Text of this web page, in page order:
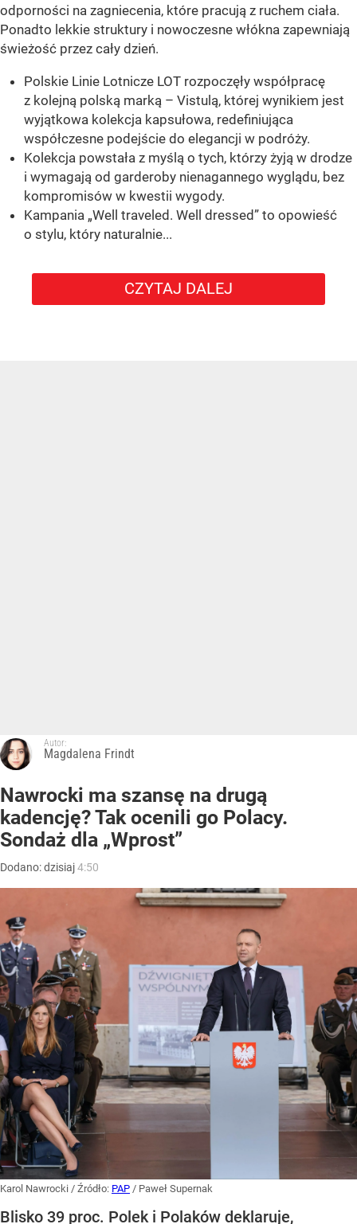
odporności na zagniecenia, które pracują z ruchem ciała.
Ponadto lekkie struktury i nowoczesne włókna zapewniają
świeżość przez cały dzień.
Polskie Linie Lotnicze LOT rozpoczęły współpracę
z kolejną polską marką – Vistulą, której wynikiem jest
wyjątkowa kolekcja kapsułowa, redefiniująca
współczesne podejście do elegancji w podróży.
Kolekcja powstała z myślą o tych, którzy żyją w drodze
i wymagają od garderoby nienagannego wyglądu, bez
kompromisów w kwestii wygody.
Kampania „Well traveled. Well dressed” to opowieść
o stylu, który naturalnie...
CZYTAJ DALEJ
Autor:
Magdalena Frindt
Nawrocki ma szansę na drugą
kadencję? Tak ocenili go Polacy.
Sondaż dla „Wprost”
Dodano:dzisiaj4:50
Karol Nawrocki / Źródło: PAP / Paweł Supernak
Blisko 39 proc. Polek i Polaków deklaruje,